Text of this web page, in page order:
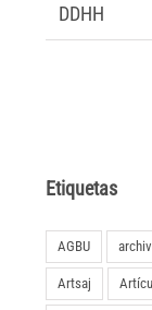
DDHH
Etiquetas
AGBU
Artsaj